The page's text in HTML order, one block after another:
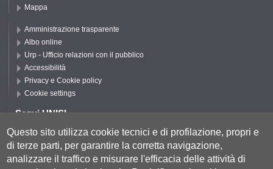
Mappa
Amministrazione trasparente
Albo online
Urp - Ufficio relazioni con il pubblico
Accessibilità
Privacy e Cookie policy
Cookie settings
Segui UNISI
Segui DSFTA
Questo sito utilizza cookie tecnici e di profilazione, propri e
di terze parti, per garantire la corretta navigazione,
analizzare il traffico e misurare l'efficacia delle attività di